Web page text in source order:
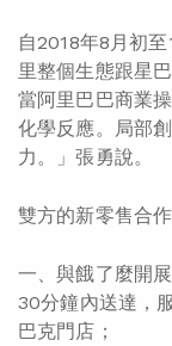
自2018年8月初
里整個生態跟星
當阿里巴巴商業
化學反應。局部
力。」張勇說。
雙方的新零售合
一、與餓了麼開
30分鐘內送達，
巴克門店；